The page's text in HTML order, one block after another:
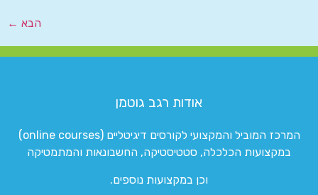
הבא ←
אודות רגב גוטמן
המרכז המוביל והמקצועי לקורסים דיגיטליים (online courses)
במקצועות הכלכלה, סטטיסטיקה, החשבונאות והמתמטיקה
וכן במקצועות נוספים.